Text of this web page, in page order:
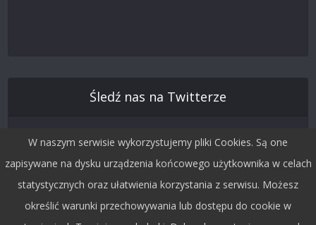
Śledź nas na Twitterze
W naszym serwisie wykorzystujemy pliki Cookies. Są one
zapisywane na dysku urządzenia końcowego użytkownika w celach
statystycznych oraz ułatwienia korzystania z serwisu. Możesz
określić warunki przechowywania lub dostępu do cookie w